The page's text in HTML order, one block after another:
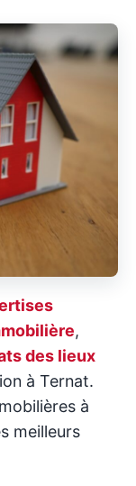
,
des lieux
à Ternat.
à
meilleurs